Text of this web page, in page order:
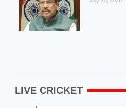
LIVE CRICKET